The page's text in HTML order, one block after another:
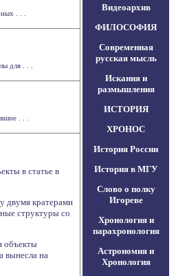
. . .
для . . .
. . .
в статье в
двумя кратерами
структуры со
объекты
вынесла на
Видеоархив
ФИЛОСОФИЯ
Современная
русская мысль
Искания и
размышления
ИСТОРИЯ
ХРОНОС
История России
История в МГУ
Слово о полку
Игореве
Хронология и
парахронология
Астрономия и
Хронология